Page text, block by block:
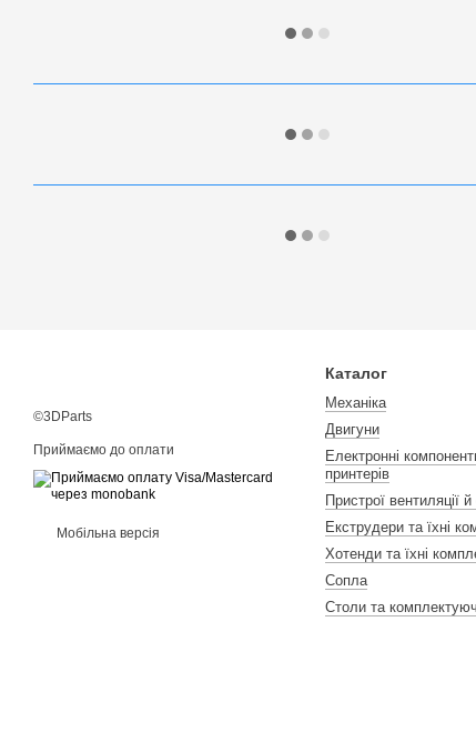
©3DParts
Приймаємо до оплати
Мобільна версія
Каталог
Механіка
Двигуни
Електронні
принтерів
Пристрої вентиляції
Екструдери та їхні
Хотенди та їхні
Сопла
Столи та